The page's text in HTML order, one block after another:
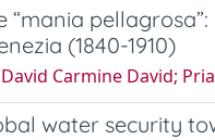
“mania
(1840-1910)
Carmine David;
water security